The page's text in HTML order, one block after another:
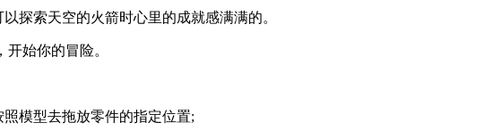
探索天空的火箭时心里的成就感满满的。
始你的冒险。
模型去拖放零件的指定位置;